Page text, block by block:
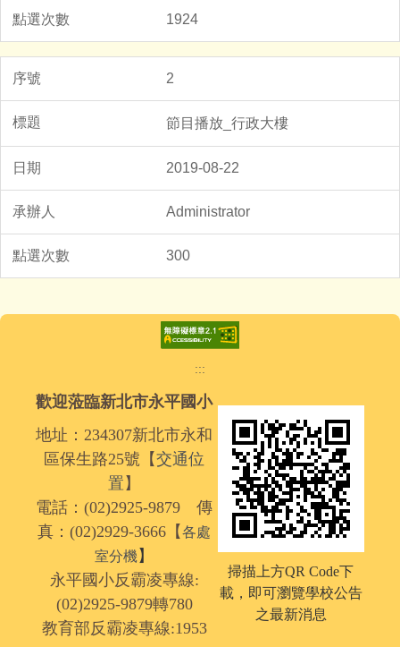
1924
2
節目播放_行政大樓
2019-08-22
Administrator
300
:::
歡迎蒞臨新北市永平國小
地址：234307新北市永和
區保生路25號【交通位
置 】
電話：(02)2925-9879 傳
真：(02)2929-3666【各處
室分機】
永平國小反霸凌專線:
(02)2925-9879轉780
教育部反霸凌專線:1953
掃描上方QR Code下
載， 即可瀏覽學校公告
之最新消息